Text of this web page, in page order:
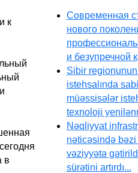
к
в
Современная
нового
и безупречной
Sibir
istehsalında
müəssisələr
texnoloji
Nəqliyyat
nəticəsində
vəziyyətə
sürətini artırdı...